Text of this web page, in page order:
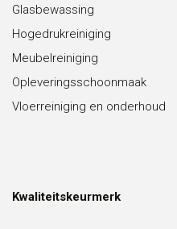
Glasbewassing
Hogedrukreiniging
Meubelreiniging
Opleveringsschoonmaak
Vloerreiniging en onderhoud
Kwaliteitskeurmerk